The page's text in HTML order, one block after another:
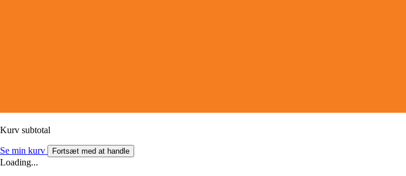
Kurv subtotal
Se min kurv Fortsæt med at handle
Loading...